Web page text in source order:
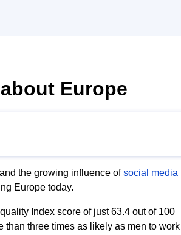
Europe
the growing influence ofsocial media
Europe today.
Index score of just 63.4 out of 100
three times as likely as men to